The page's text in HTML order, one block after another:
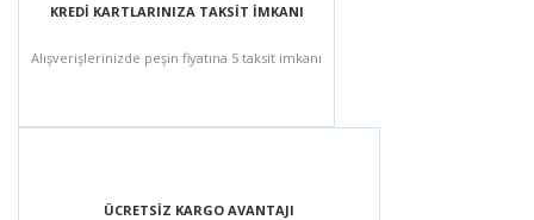
KREDİ KARTLARINIZA TAKSİT İMKANI
Alışverişlerinizde peşin fiyatına 5 taksit imkanı
ÜCRETSİZ KARGO AVANTAJI